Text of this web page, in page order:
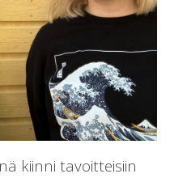
kiinni tavoitteisiin